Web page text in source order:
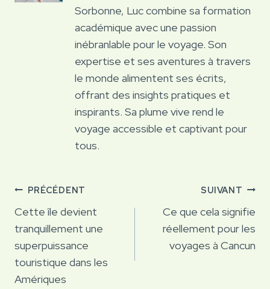
Sorbonne, Luc combine sa formation
académique avec une passion
inébranlable pour le voyage. Son
expertise et ses aventures à travers
le monde alimentent ses écrits,
offrant des insights pratiques et
inspirants. Sa plume vive rend le
voyage accessible et captivant pour
tous.
Navigation
de
l’article
PRÉCÉDENT
Cette île devient
tranquillement une
superpuissance
touristique dans les
Amériques
SUIVANT
Ce que cela signifie
réellement pour les
voyages à Cancun